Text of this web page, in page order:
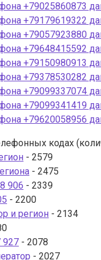
+79025860873
+79179619322
+79057923880
+79648415592
+79150980913
+79378530282
+79099337074
+79099341419
+79620058956
кодах
- 2579
- 2475
906 - 2339
- 2200
и регион - 2134
927 - 2078
- 2027